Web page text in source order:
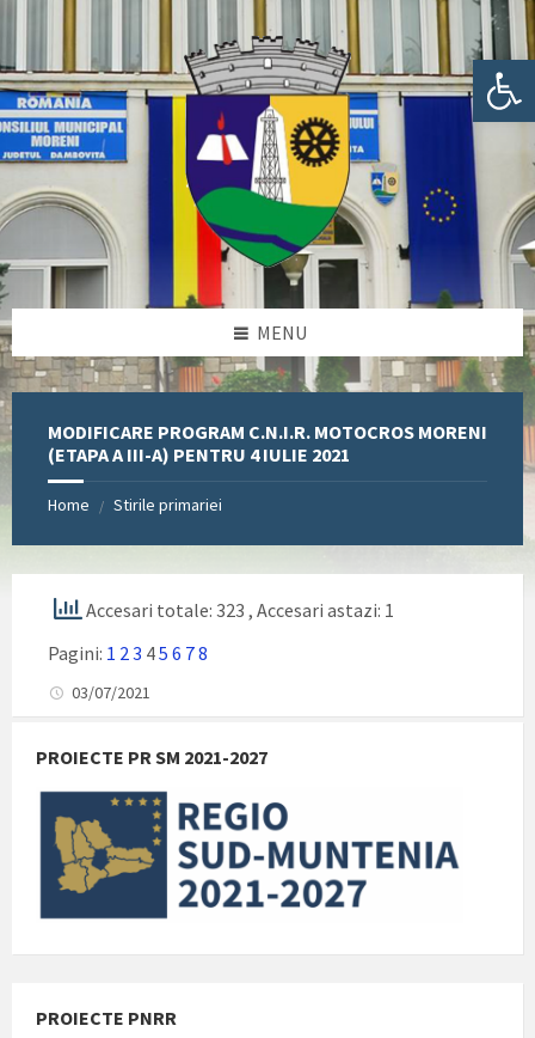
Deschide bara de unelte
sidebar
sidebar
MENU
MODIFICARE PROGRAM C.N.I.R. MOTOCROS MORENI
(ETAPA A III-A) PENTRU 4 IULIE 2021
Home / Stirile primariei
Accesari totale: 323 , Accesari astazi: 1
Pagini: 1 2 3 45 6 78
03/07/2021
PROIECTE PR SM 2021-2027
PROIECTE PNRR